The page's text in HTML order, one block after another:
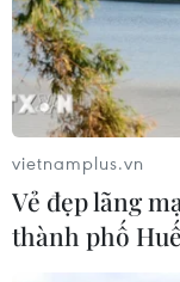
Chưa có bằng
giúp chống lão
06/08/2026 23:16
Xung đột
trẻ em thiệt
vietnamplus.vn
Vẻ đẹp lãng
thành phố Huế